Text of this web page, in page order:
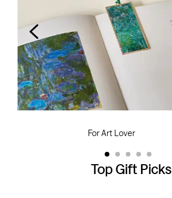
For Art Lover
Top Gift Picks